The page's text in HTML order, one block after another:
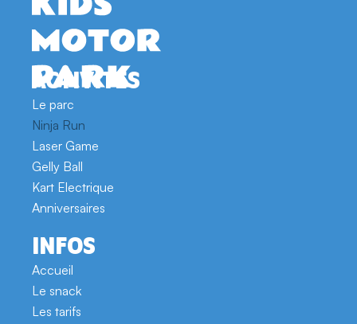
ACTIVITÉS
Le parc
Ninja Run
Laser Game
Gelly Ball
Kart Electrique
Anniversaires
INFOS
Accueil
Le snack
Les tarifs